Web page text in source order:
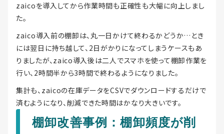
zaicoを導入してから作業時間も正確性も大幅に向上しまし
た。
zaico導入前の棚卸は、丸一日かけて終わるかどうか…とき
には翌日に持ち越して、2日がかりになってしまうケースもあ
りましたが、zaico導入後は二人でスマホを使って棚卸作業を
行い、2時間半から3時間で終わるようになりました。
集計も、zaicoの在庫データをCSVでダウンロードするだけで
済むようになり、削減できた時間はかなり大きいです。
棚卸改善事例：棚卸頻度が削